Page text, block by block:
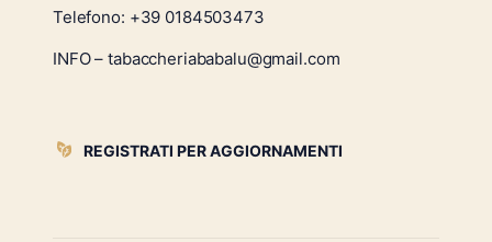
Telefono: +39 0184503473
INFO – tabaccheriababalu@gmail.com
REGISTRATI PER AGGIORNAMENTI